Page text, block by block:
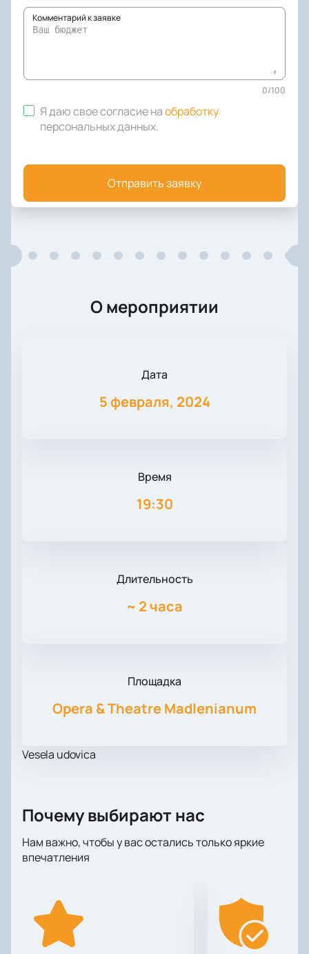
Комментарий к заявке
0/100
Я даю свое согласие наобработку
персональных данных.
Отправить заявку
О мероприятии
Дата
5 февраля, 2024
Время
19:30
Длительность
~ 2 часа
Площадка
Opera & Theatre Madlenianum
Vesela udovica
Почему выбирают нас
Нам важно, чтобы у вас остались только яркие
впечатления